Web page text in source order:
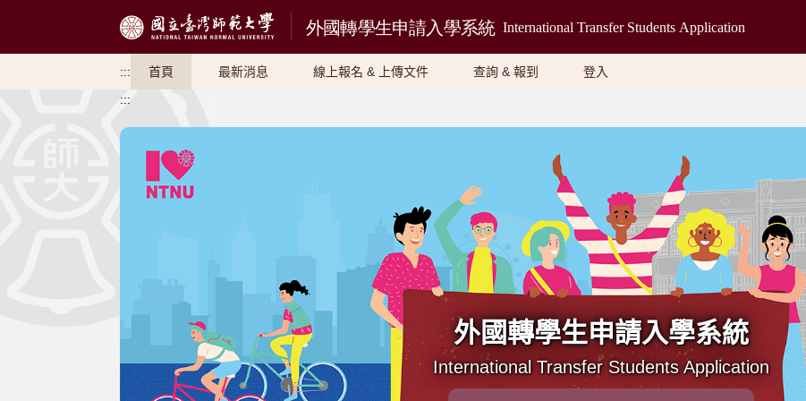
::: 首頁 最新消息 線上報名 & 上傳文件 查詢 & 報到
登入
:::
外國轉學生申請入學系統
International Transfer Students Application